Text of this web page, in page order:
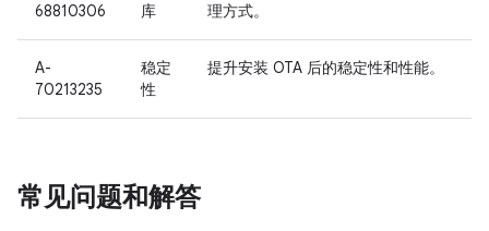
68810306
库
理方式。
A-
70213235
稳定
性
提升安装 OTA 后的稳定性和性能。
常见问题和解答